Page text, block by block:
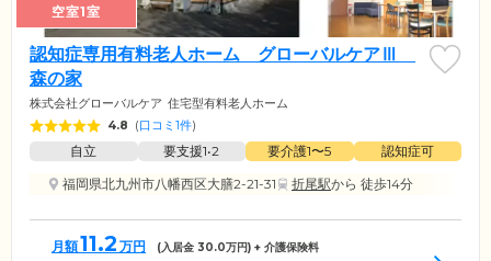
空室1室
認知症専用有料老人ホーム グローバルケアⅢ
森の家
株式会社グローバルケア 住宅型有料老人ホーム
4.8 (口コミ1件)
自立 要支援1•2 要介護1〜5
認知症可
福岡県北九州市八幡西区大膳2-21-31
折尾駅から 徒歩14分
月額11.2 万円 (入居金 30.0万円) + 介護保険料